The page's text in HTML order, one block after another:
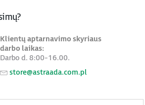
Klientų aptarnavimo skyriaus
darbo laikas:
Darbo d. 8:00-16.00.
store@astraada.com.pl